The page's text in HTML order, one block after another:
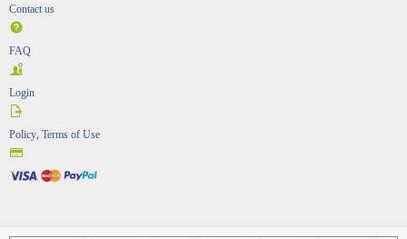
Contact us
FAQ
Login
Policy, Terms of Use